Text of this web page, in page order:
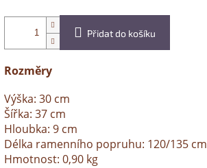
Přidat do košíku
Rozměry
Výška: 30 cm
Šířka: 37 cm
Hloubka: 9 cm
Délka ramenního popruhu: 120/135 cm
Hmotnost: 0,90 kg